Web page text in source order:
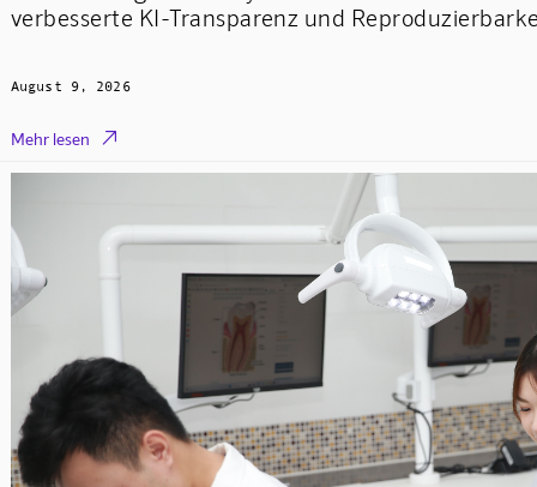
verbesserte KI-Transparenz und
August 9, 2026
Mehr lesen 